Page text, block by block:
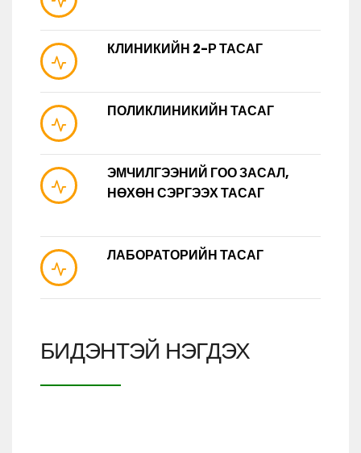
КЛИНИКИЙН 2-Р ТАСАГ
ПОЛИКЛИНИКИЙН ТАСАГ
ЭМЧИЛГЭЭНИЙ ГОО ЗАСАЛ,
НӨХӨН СЭРГЭЭХ ТАСАГ
ЛАБОРАТОРИЙН ТАСАГ
БИДЭНТЭЙ НЭГДЭХ